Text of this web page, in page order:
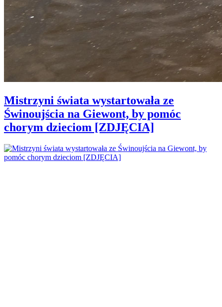
Mistrzyni świata wystartowała ze
Świnoujścia na Giewont, by pomóc
chorym dzieciom [ZDJĘCIA]